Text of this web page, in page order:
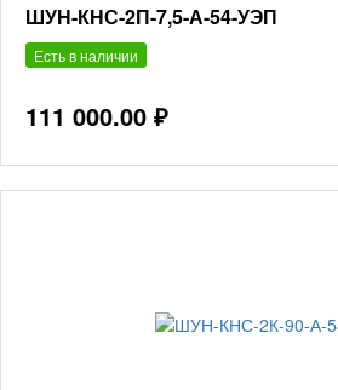
ШУН-КНС-2П-7,5-А-54-УЭП
Есть в наличии
111 000.00 ₽